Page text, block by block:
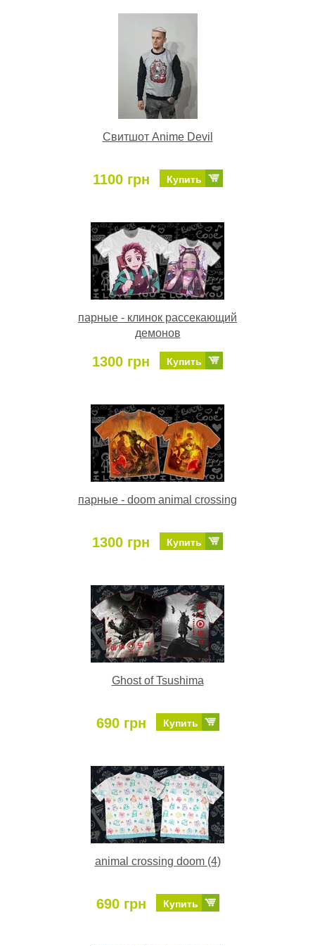
Свитшот Anime Devil
1100 грн Купить
парные - клинок рассекающий
демонов
1300 грн Купить
парные - doom animal crossing
1300 грн Купить
Ghost of Tsushima
690 грн Купить
animal crossing doom (4)
690 грн Купить